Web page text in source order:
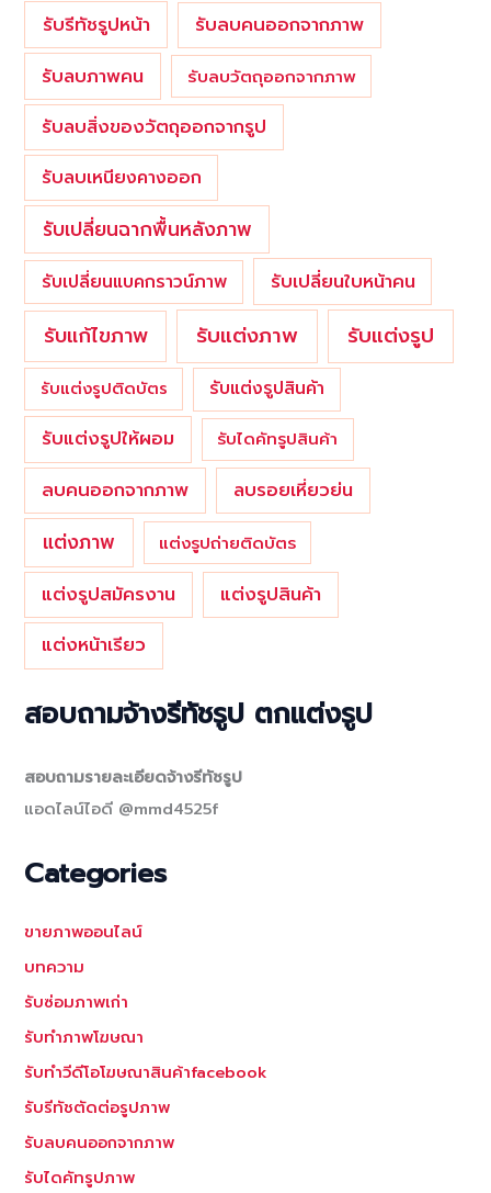
รับรีทัชรูปหน้า
รับลบคนออกจากภาพ
รับลบภาพคน
รับลบวัตถุออกจากภาพ
รับลบสิ่งของวัตถุออกจากรูป
รับลบเหนียงคางออก
รับเปลี่ยนฉากพื้นหลังภาพ
รับเปลี่ยนแบคกราวน์ภาพ รับเปลี่ยนใบหน้าคน
รับแก้ไขภาพ รับแต่งภาพ รับแต่งรูป
รับแต่งรูปติดบัตร รับแต่งรูปสินค้า
รับแต่งรูปให้ผอม รับไดคัทรูปสินค้า
ลบคนออกจากภาพ ลบรอยเหี่ยวย่น
แต่งภาพ แต่งรูปถ่ายติดบัตร
แต่งรูปสมัครงาน
แต่งรูปสินค้า
แต่งหน้าเรียว
สอบถามจ้างรีทัชรูป ตกแต่งรูป
สอบถามรายละเอียดจ้างรีทัชรูป
แอดไลน์ไอดี @mmd4525f
Categories
ขายภาพออนไลน์
บทความ
รับซ่อมภาพเก่า
รับทำภาพโฆษณา
รับทำวีดีโอโฆษณาสินค้าfacebook
รับรีทัชตัดต่อรูปภาพ
รับลบคนออกจากภาพ
รับไดคัทรูปภาพ